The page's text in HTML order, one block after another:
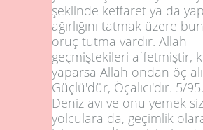
şeklinde keffaret ya da
ağırlığını tatmak üzere
oruç tutma vardır. Allah
geçmiştekileri affetmiştir,
yaparsa Allah ondan öç
Güçlü'dür, Öçalıcı'dır. 5/95.
Deniz avı ve onu yemek
yolculara da, geçimlik